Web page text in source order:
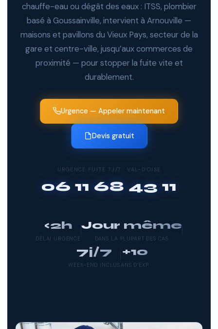
chauffe-eau ou dégât des eaux : ITSS, plombier
basé à Goussainville, intervient à Arnouville —
maisons et pavillons du Vieux Pays, secteur de la
gare et centre-ville, jusqu’aux commerces de
proximité — pour stopper la fuite vite et
durablement.
Urgence — Appeler maintenant
Devis gratuit
URGENCE FUITE 7J/7 · VAL-D’OISE
06 11 68 43 11
<2h
DÉLAI URGENCE
Jour même
DANS LA PLUPART DES CAS
7j/7
WEEK-END INCLUS
+10
ANS D’EXP.